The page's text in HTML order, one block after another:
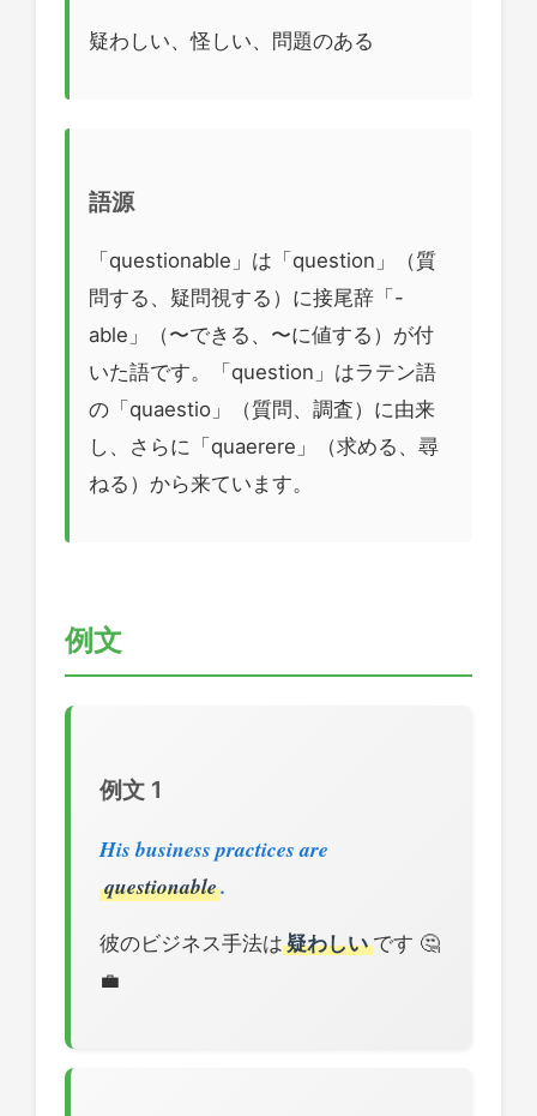
疑わしい、怪しい、問題のある
語源
「questionable」は「question」（質
問する、疑問視する）に接尾辞「-
able」（〜できる、〜に値する）が付
いた語です。「question」はラテン語
の「quaestio」（質問、調査）に由来
し、さらに「quaerere」（求める、尋
ねる）から来ています。
例文
例文 1
His business practices are
questionable.
彼のビジネス手法は 疑わしいです 🤔
💼